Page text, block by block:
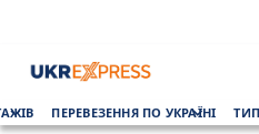
content
ПЕРЕВЕЗЕННЯ ПО УКРАЇНІ